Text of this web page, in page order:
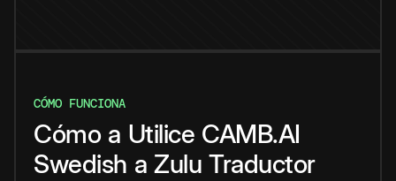
CÓMO FUNCIONA
Cómo a Utilice CAMB.AI
Swedish a Zulu Traductor